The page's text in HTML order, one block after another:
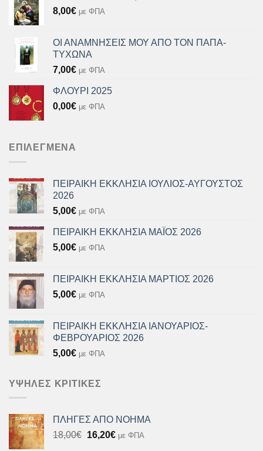
8,00€ με ΦΠΑ
ΟΙ ΑΝΑΜΝΗΣΕΙΣ ΜΟΥ ΑΠΟ ΤΟΝ ΠΑΠΑ-
ΤΥΧΩΝΑ
7,00€ με ΦΠΑ
ΦΛΟΥΡΙ 2025
0,00€ με ΦΠΑ
ΕΠΙΛΕΓΜΈΝΑ
ΠΕΙΡΑΙΚΗ ΕΚΚΛΗΣΙΑ ΙΟΥΛΙΟΣ-ΑΥΓΟΥΣΤΟΣ
2026
5,00€ με ΦΠΑ
ΠΕΙΡΑΙΚΗ ΕΚΚΛΗΣΙΑ ΜΑΪΟΣ 2026
5,00€ με ΦΠΑ
ΠΕΙΡΑΙΚΗ ΕΚΚΛΗΣΙΑ ΜΑΡΤΙΟΣ 2026
5,00€ με ΦΠΑ
ΠΕΙΡΑΙΚΗ ΕΚΚΛΗΣΙΑ ΙΑΝΟΥΑΡΙΟΣ-
ΦΕΒΡΟΥΑΡΙΟΣ 2026
5,00€ με ΦΠΑ
ΥΨΗΛΈΣ ΚΡΙΤΙΚΈΣ
ΠΛΗΓΕΣ ΑΠΟ ΝΟΗΜΑ
18,00€ Original
16,20€Ημε ΦΠΑ